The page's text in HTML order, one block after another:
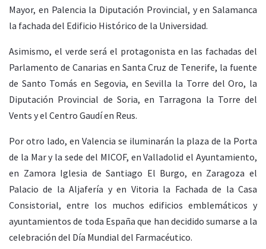
Mayor, en Palencia la Diputación Provincial, y en Salamanca
la fachada del Edificio Histórico de la Universidad.
Asimismo, el verde será el protagonista en las fachadas del
Parlamento de Canarias en Santa Cruz de Tenerife, la fuente
de Santo Tomás en Segovia, en Sevilla la Torre del Oro, la
Diputación Provincial de Soria, en Tarragona la Torre del
Vents y el Centro Gaudí en Reus.
Por otro lado, en Valencia se iluminarán la plaza de la Porta
de la Mar y la sede del MICOF, en Valladolid el Ayuntamiento,
en Zamora Iglesia de Santiago El Burgo, en Zaragoza el
Palacio de la Aljafería y en Vitoria la Fachada de la Casa
Consistorial, entre los muchos edificios emblemáticos y
ayuntamientos de toda España que han decidido sumarse a la
celebración del Día Mundial del Farmacéutico.